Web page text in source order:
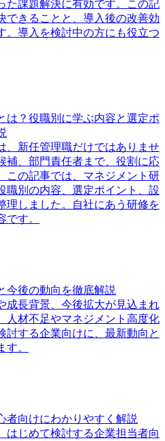
た課題解決に有効です。この記
できることと、導入後の改善効
。導入を検討中の方にも役立つ
は？役職別に学ぶ内容と選定ポ
、新任管理職だけではありませ
補、部門責任者まで、役割に応
この記事では、マネジメント研
職別の内容、選定ポイント、設
理しました。自社にあう研修を
す。
今後の動向を徹底解説
成長背景、今後拡大が見込まれ
人材不足やマネジメント高度化
討する企業向けに、最新動向と
。
者向けにわかりやすく解説
はじめて検討する企業担当者向